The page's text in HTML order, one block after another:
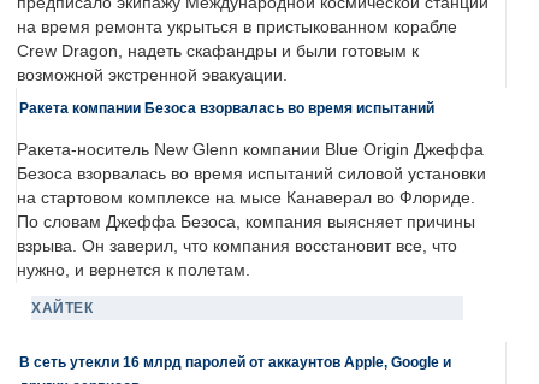
на время ремонта укрыться в пристыкованном корабле
Crew Dragon, надеть скафандры и были готовым к
возможной экстренной эвакуации.
Ракета компании Безоса взорвалась во время испытаний
Ракета-носитель New Glenn компании Blue Origin Джеффа
Безоса взорвалась во время испытаний силовой установки
на стартовом комплексе на мысе Канаверал во Флориде.
По словам Джеффа Безоса, компания выясняет причины
взрыва. Он заверил, что компания восстановит все, что
нужно, и вернется к полетам.
ХАЙТЕК
В сеть утекли 16 млрд паролей от аккаунтов Apple, Google и